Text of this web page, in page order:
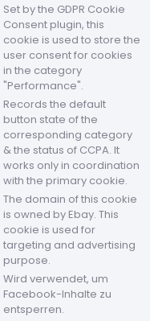
Set by the GDPR Cookie
Consent plugin, this
cookie is used to store the
user consent for cookies
in the category
"Performance".
Records the default
button state of the
corresponding category
& the status of CCPA. It
works only in coordination
with the primary cookie.
The domain of this cookie
is owned by Ebay. This
cookie is used for
targeting and advertising
purpose.
Wird verwendet, um
Facebook-Inhalte zu
entsperren.